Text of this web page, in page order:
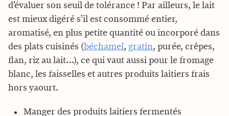
d’évaluer son seuil de tolérance ! Par ailleurs, le lait
est mieux digéré s’il est consommé entier,
aromatisé, en plus petite quantité ou incorporé dans
des plats cuisinés (béchamel, gratin, purée, crêpes,
flan, riz au lait…), ce qui vaut aussi pour le fromage
blanc, les faisselles et autres produits laitiers frais
hors yaourt.
Manger des produits laitiers fermentés